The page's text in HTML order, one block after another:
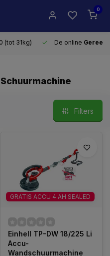
0
(tot 31kg) De online
Filters
GRATIS ACCU 4 AH SEALED
Einhell TP-DW 18/225 Li
Accu-
Wandschuurmachine